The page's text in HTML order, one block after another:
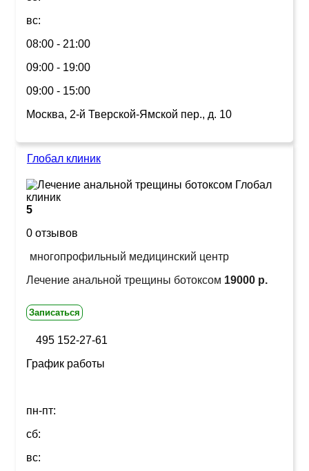
вс:
08:00 - 21:00
09:00 - 19:00
09:00 - 15:00
Москва, 2-й Тверской-Ямской пер., д. 10
Глобал клиник
5
0 отзывов
многопрофильный медицинский центр
Лечение анальной трещины ботоксом 19000 р.
Записаться
495 152-27-61
График работы
пн-пт:
сб:
вс: